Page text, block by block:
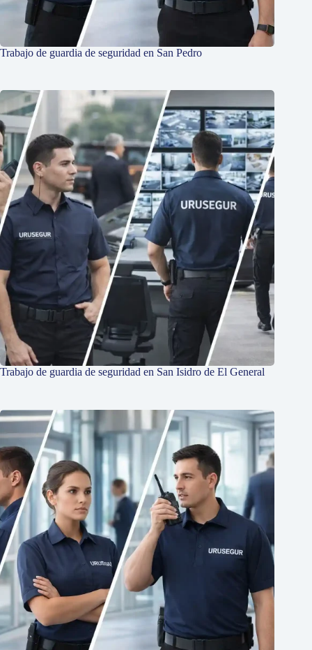
Trabajo de guardia de seguridad en San Pedro
Trabajo de guardia de seguridad en San Isidro de El General